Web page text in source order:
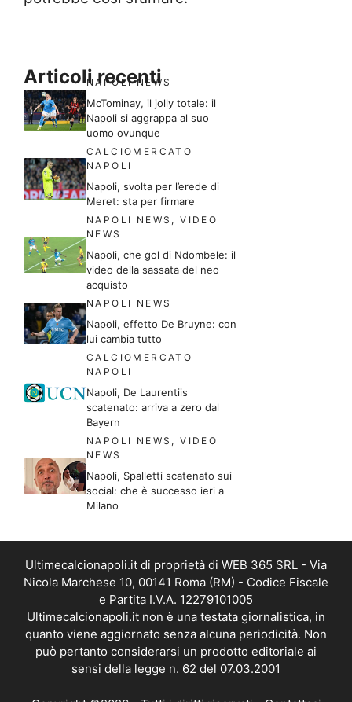
Articoli recenti
NAPOLI NEWS
McTominay, il jolly totale: il
Napoli si aggrappa al suo
uomo ovunque
CALCIOMERCATO
NAPOLI
Napoli, svolta per l’erede di
Meret: sta per firmare
NAPOLI NEWS ,VIDEO
NEWS
Napoli, che gol di Ndombele: il
video della sassata del neo
acquisto
NAPOLI NEWS
Napoli, effetto De Bruyne: con
lui cambia tutto
CALCIOMERCATO
NAPOLI
Napoli, De Laurentiis
scatenato: arriva a zero dal
Bayern
NAPOLI NEWS ,VIDEO
NEWS
Napoli, Spalletti scatenato sui
social: che è successo ieri a
Milano
Ultimecalcionapoli.it di proprietà di WEB 365 SRL - Via
Nicola Marchese 10, 00141 Roma (RM) - Codice Fiscale
e Partita I.V.A. 12279101005
Ultimecalcionapoli.it non è una testata giornalistica, in
quanto viene aggiornato senza alcuna periodicità. Non
può pertanto considerarsi un prodotto editoriale ai
sensi della legge n. 62 del 07.03.2001